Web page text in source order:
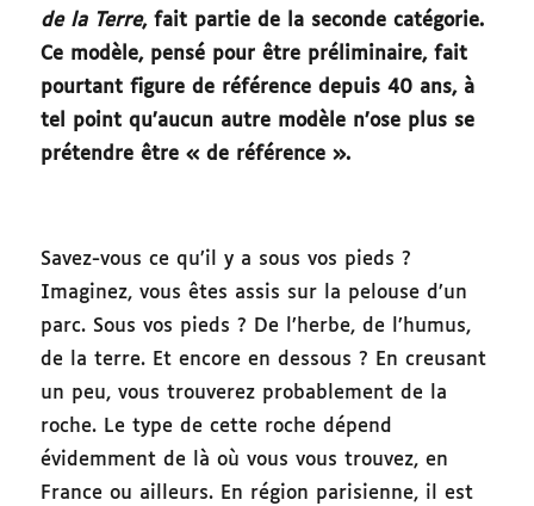
de la Terre, fait partie de la seconde catégorie.
Ce modèle, pensé pour être préliminaire, fait
pourtant figure de référence depuis 40 ans, à
tel point qu’aucun autre modèle n’ose plus se
prétendre être « de référence ».
Savez-vous ce qu’il y a sous vos pieds ?
Imaginez, vous êtes assis sur la pelouse d’un
parc. Sous vos pieds ? De l’herbe, de l’humus,
de la terre. Et encore en dessous ? En creusant
un peu, vous trouverez probablement de la
roche. Le type de cette roche dépend
évidemment de là où vous vous trouvez, en
France ou ailleurs. En région parisienne, il est